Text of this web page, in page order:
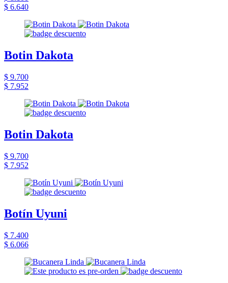
$ 6.640
Botin Dakota
$ 9.700
$ 7.952
Botin Dakota
$ 9.700
$ 7.952
Botín Uyuni
$ 7.400
$ 6.066